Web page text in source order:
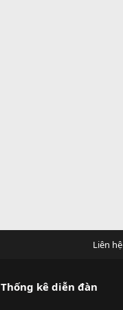
Liên hệ
Thống kê diễn đàn